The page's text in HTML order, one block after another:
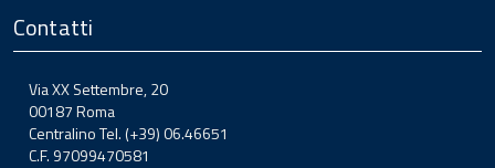
Contatti
Via XX Settembre, 20
00187 Roma
Centralino Tel. (+39) 06.46651
C.F. 97099470581